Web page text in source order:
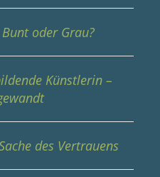
oder Grau?
Künstlerin –
des Vertrauens